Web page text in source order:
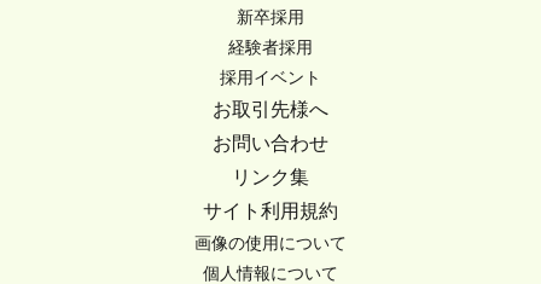
新卒採用
経験者採用
採用イベント
お取引先様へ
お問い合わせ
リンク集
サイト利用規約
画像の使用について
個人情報について